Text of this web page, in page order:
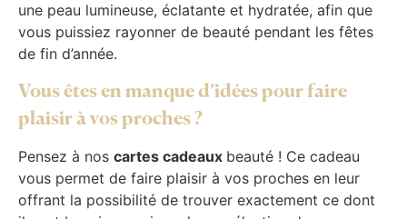
une peau lumineuse, éclatante et hydratée, afin que
vous puissiez rayonner de beauté pendant les fêtes
de fin d’année.
Vous êtes en manque d’idées pour faire
plaisir à vos proches ?
Pensez à nos cartes cadeaux beauté ! Ce cadeau
vous permet de faire plaisir à vos proches en leur
offrant la possibilité de trouver exactement ce dont